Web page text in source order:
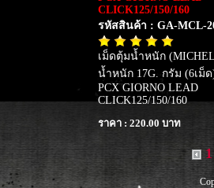
CLICK125/150/160
รหัสสินค้า : GA-MCL-
เม็ดตุ้มน้ำหนัก
น้ำหนัก 17G. กรัม (6เม็ด
PCX GIORNO LEAD
CLICK125/150/160
ราคา : 220.00 บาท
1